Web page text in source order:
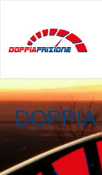
DOPPIA